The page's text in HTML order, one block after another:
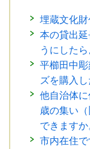
埋蔵文化
本の貸出
うにした
平櫛田中
ズを購入
他自治体
歳の集い
できますか
市内在住